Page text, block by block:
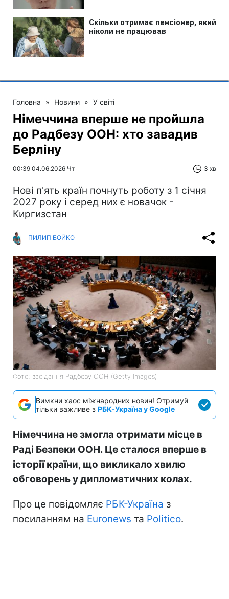
Головна » Новини » У світі
Німеччина вперше не пройшла
до Радбезу ООН: хто завадив
Берліну
00:39 04.06.2026 Чт 3 хв
Нові п'ять країн почнуть роботу з 1 січня
2027 року і серед них є новачок -
Киргизстан
ПИЛИП БОЙКО
Фото: засідання Радбезу ООН (Getty Images)
Вимкни хаос міжнародних новин! Отримуй
тільки важливе з РБК-Україна у Google
Німеччина не змогла отримати місце в
Раді Безпеки ООН. Це сталося вперше в
історії країни, що викликало хвилю
обговорень у дипломатичних колах.
Про це повідомляє РБК-Україна з
посиланням на Euronews та Politico.